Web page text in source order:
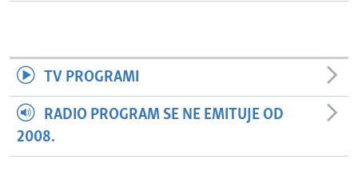
TV PROGRAMI
RADIO PROGRAM SE NE EMITUJE OD
2008.